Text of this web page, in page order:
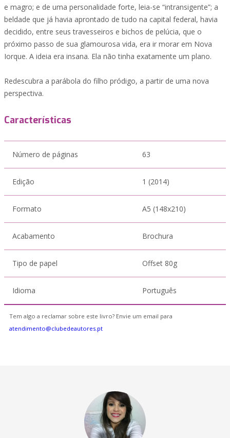
e magro; e de uma personalidade forte, leia-se “intransigente”; a
beldade que já havia aprontado de tudo na capital federal, havia
decidido, entre seus travesseiros e bichos de pelúcia, que o
próximo passo de sua glamourosa vida, era ir morar em Nova
Iorque. A ideia era insana. Ela não tinha exatamente um plano.
Redescubra a parábola do filho pródigo, a partir de uma nova
perspectiva.
Características
Número de páginas 63
Edição 1 (2014)
Formato A5 (148x210)
Acabamento Brochura
Tipo de papel Offset 80g
Idioma Português
Tem algo a reclamar sobre este livro? Envie um email para
atendimento@clubedeautores.pt